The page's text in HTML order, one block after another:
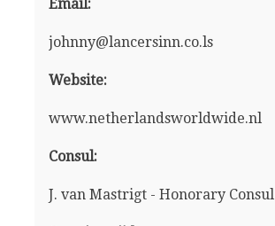
Email:
johnny@lancersinn.co.ls
Website:
www.netherlandsworldwide.nl
Consul:
J. van Mastrigt - Honorary Consul